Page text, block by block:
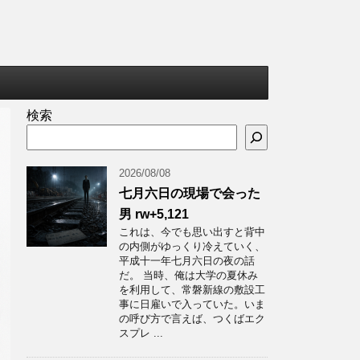
検索
2026/08/08
七月六日の現場で会った
男 rw+5,121
これは、今でも思い出すと背中
の内側がゆっくり冷えていく、
平成十一年七月六日の夜の話
だ。 当時、俺は大学の夏休み
を利用して、常磐新線の敷設工
事に日雇いで入っていた。いま
の呼び方で言えば、つくばエク
スプレ ...